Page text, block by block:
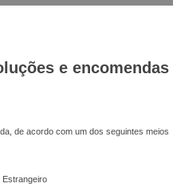
e encomendas
de acordo com um dos seguintes meios
Estrangeiro